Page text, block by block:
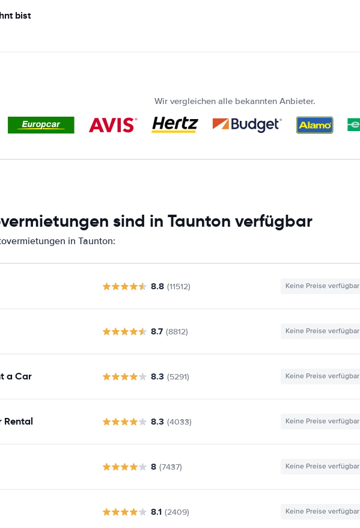
bist
Wir vergleichen alle bekannten Anbieter.
sind in Taunton verfügbar
in Taunton:
8.8 (11512) Keine Preise verfügbar
8.7 (8812) Keine Preise verfügbar
a Car 8.3 (5291) Keine Preise verfügbar
Rental 8.3 (4033) Keine Preise verfügbar
8 (7437) Keine Preise verfügbar
8.1 (2409) Keine Preise verfügbar